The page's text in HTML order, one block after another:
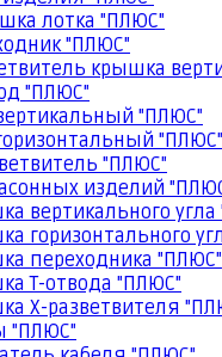
лотка "ПЛЮС"
"ПЛЮС"
крышка
"ПЛЮС"
"ПЛЮС"
"ПЛЮС"
"ПЛЮС"
изделий
вертикального
горизонтального
переходника "ПЛЮС"
Т-отвода "ПЛЮС"
Х-разветвителя
"ПЛЮС"